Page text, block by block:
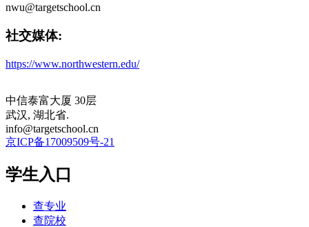
nwu@targetschool.cn
社交媒体:
https://www.northwestern.edu/
中信泰富大厦 30层
武汉, 湖北省.
info@targetschool.cn
京ICP备17009509号-21
学生入口
查专业
查院校